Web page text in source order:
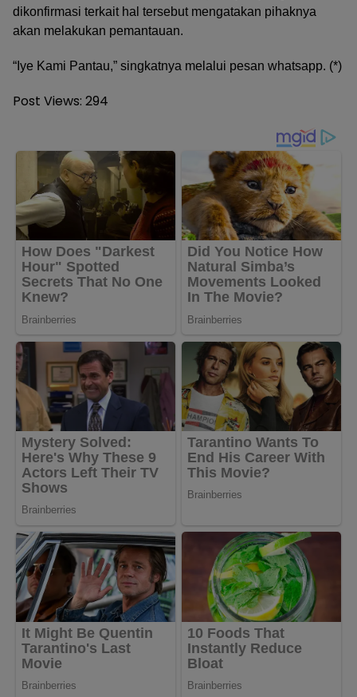
dikonfirmasi terkait hal tersebut mengatakan pihaknya
akan melakukan pemantauan.
“Iye Kami Pantau,” singkatnya melalui pesan whatsapp. (*)
Post Views: 294